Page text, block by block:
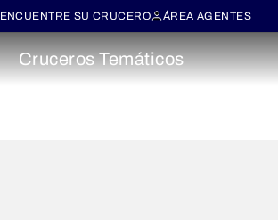
ENCUENTRE SU CRUCERO ÁREA AGENTES
Cruceros Temáticos